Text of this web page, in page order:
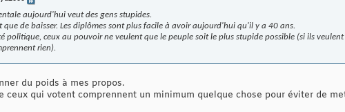
aujourd'hui veut des gens stupides.
que de baisser. Les diplômes sont plus facile à avoir aujourd'hui qu'il y a 40 ans.
politique, ceux au pouvoir ne veulent que le peuple soit le plus stupide possible (si ils
rien).
du poids à mes propos.
ceux qui votent comprennent un minimum quelque chose pour éviter de